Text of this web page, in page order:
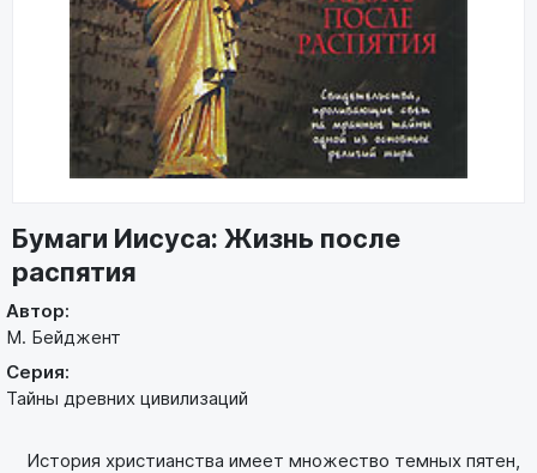
Бумаги Иисуса: Жизнь после
распятия
Автор:
М. Бейджент
Серия:
Тайны древних цивилизаций
История христианства имеет множество темных пятен,